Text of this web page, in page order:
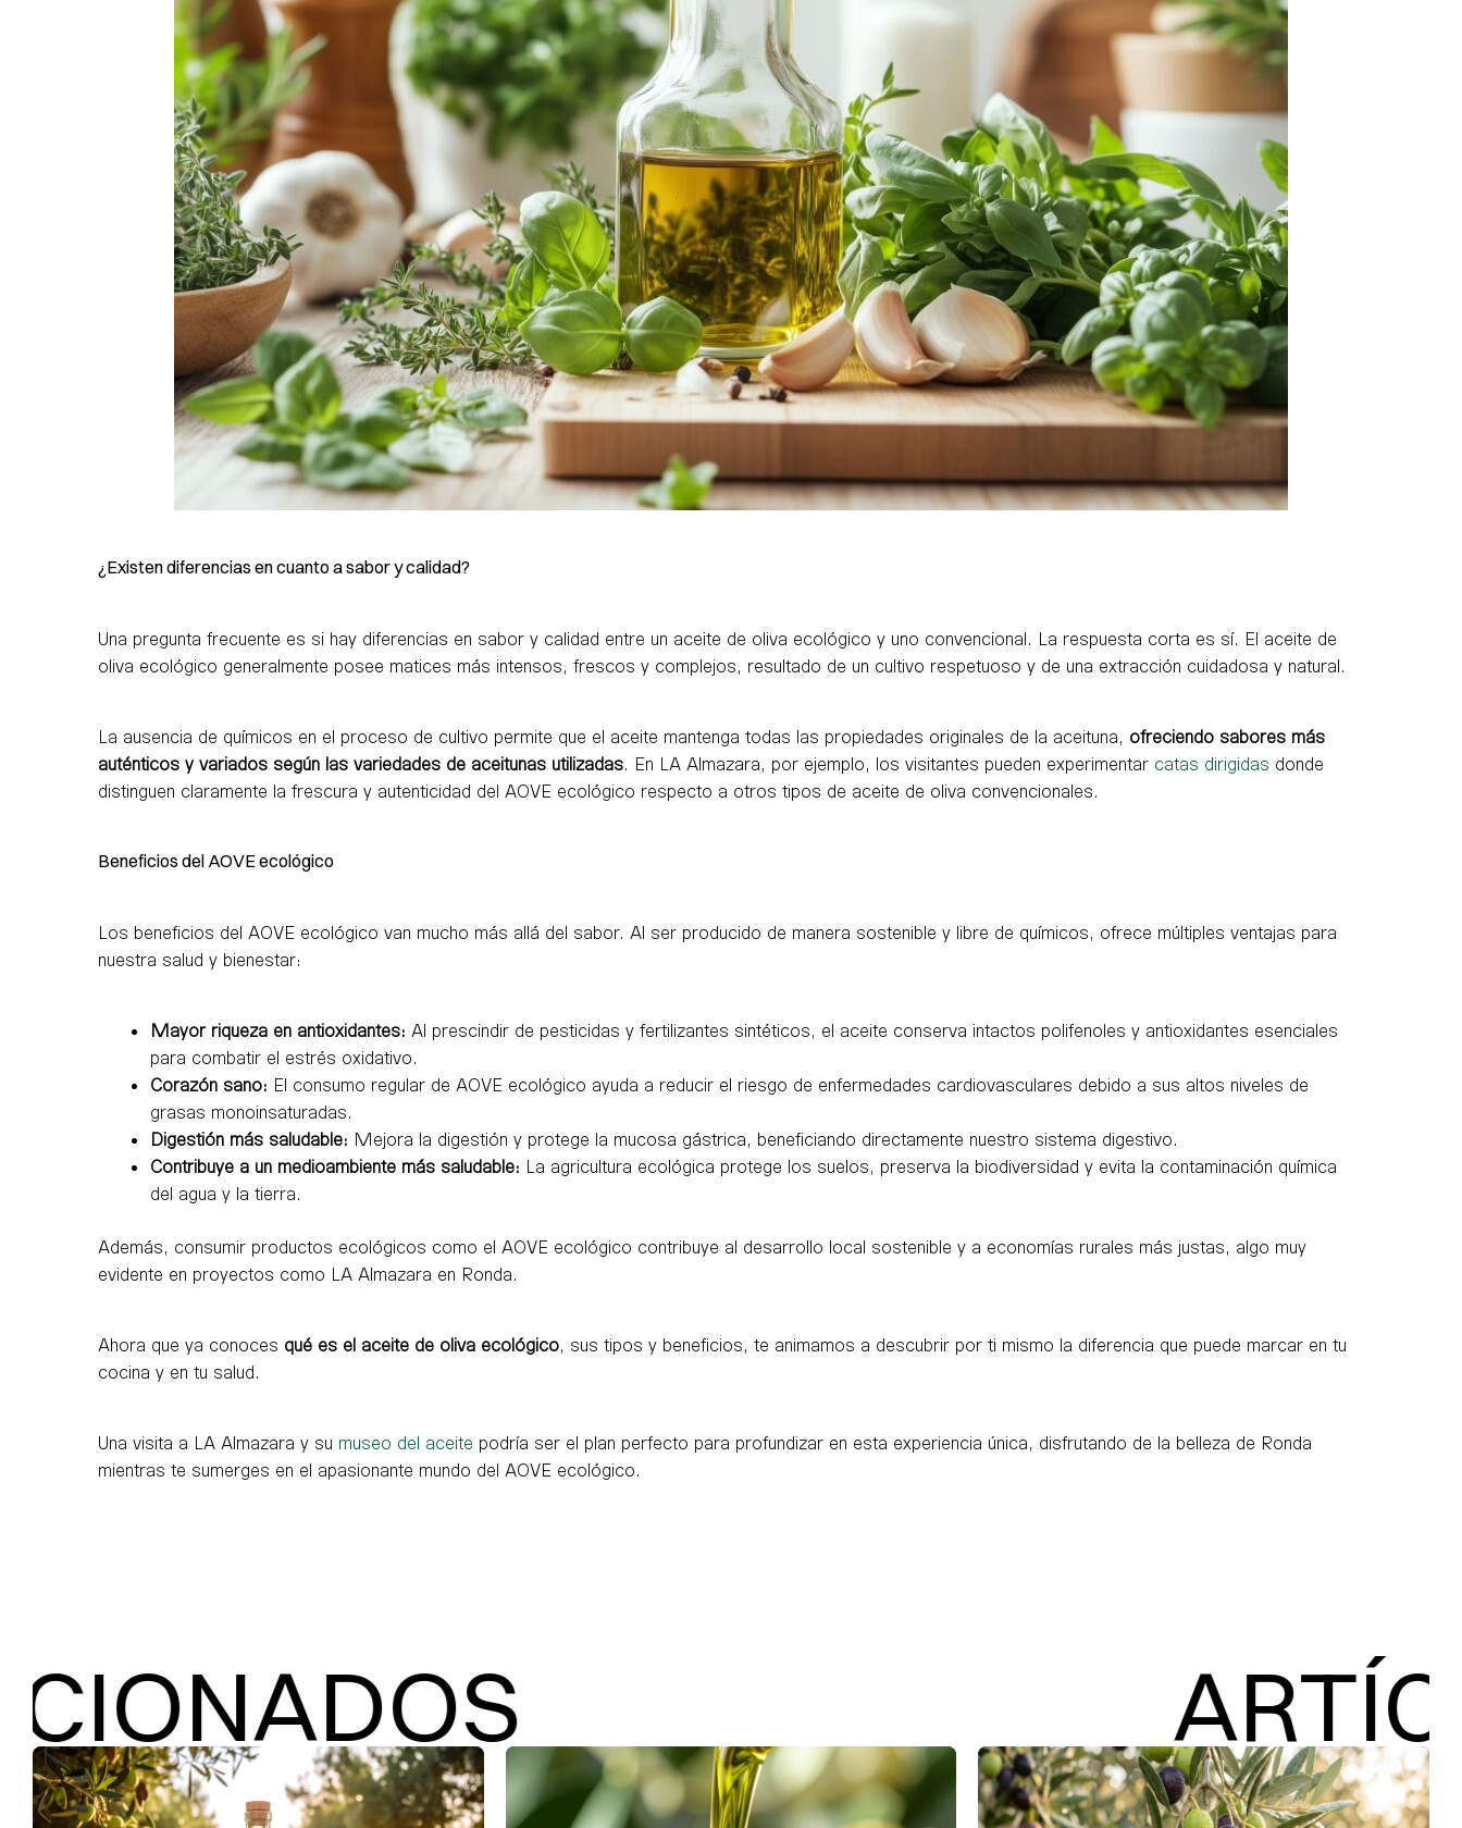
¿Existen diferencias en cuanto a sabor y calidad?
Una pregunta frecuente es si hay diferencias en sabor y calidad entre un aceite de oliva ecológico y uno convencional. La respuesta corta es sí. El aceite de
oliva ecológico generalmente posee matices más intensos, frescos y complejos, resultado de un cultivo respetuoso y de una extracción cuidadosa y natural.
La ausencia de químicos en el proceso de cultivo permite que el aceite mantenga todas las propiedades originales de la aceituna, ofreciendo sabores más
auténticos y variados según las variedades de aceitunas utilizadas. En LA Almazara, por ejemplo, los visitantes pueden experimentar catas dirigidas donde
distinguen claramente la frescura y autenticidad del AOVE ecológico respecto a otros tipos de aceite de oliva convencionales.
Beneficios del AOVE ecológico
Los beneficios del AOVE ecológico van mucho más allá del sabor. Al ser producido de manera sostenible y libre de químicos, ofrece múltiples ventajas para
nuestra salud y bienestar:
Mayor riqueza en antioxidantes: Al prescindir de pesticidas y fertilizantes sintéticos, el aceite conserva intactos polifenoles y antioxidantes esenciales
para combatir el estrés oxidativo.
Corazón sano: El consumo regular de AOVE ecológico ayuda a reducir el riesgo de enfermedades cardiovasculares debido a sus altos niveles de
grasas monoinsaturadas.
Digestión más saludable: Mejora la digestión y protege la mucosa gástrica, beneficiando directamente nuestro sistema digestivo.
Contribuye a un medioambiente más saludable: La agricultura ecológica protege los suelos, preserva la biodiversidad y evita la contaminación química
del agua y la tierra.
Además, consumir productos ecológicos como el AOVE ecológico contribuye al desarrollo local sostenible y a economías rurales más justas, algo muy
evidente en proyectos como LA Almazara en Ronda.
Ahora que ya conoces qué es el aceite de oliva ecológico, sus tipos y beneficios, te animamos a descubrir por ti mismo la diferencia que puede marcar en tu
cocina y en tu salud.
Una visita a LA Almazara y su museo del aceite podría ser el plan perfecto para profundizar en esta experiencia única, disfrutando de la belleza de Ronda
mientras te sumerges en el apasionante mundo del AOVE ecológico.
ARTÍCULOS